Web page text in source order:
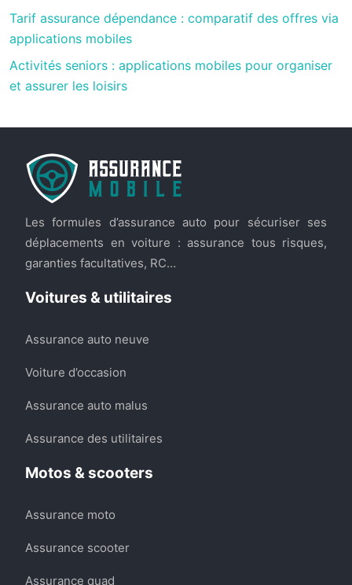
Tarif assurance dépendance : comparatif des offres via
applications mobiles
Activités seniors : applications mobiles pour organiser
et assurer les loisirs
Les formules d’assurance auto pour sécuriser ses
déplacements en voiture : assurance tous risques,
garanties facultatives, RC…
Voitures & utilitaires
Assurance auto neuve
Voiture d’occasion
Assurance auto malus
Assurance des utilitaires
Motos & scooters
Assurance moto
Assurance scooter
Assurance quad